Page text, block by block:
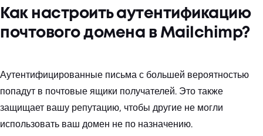
Как настроить аутентификацию
почтового домена в Mailchimp?
Аутентифицированные письма с большей вероятностью
попадут в почтовые ящики получателей. Это также
защищает вашу репутацию, чтобы другие не могли
использовать ваш домен не по назначению.